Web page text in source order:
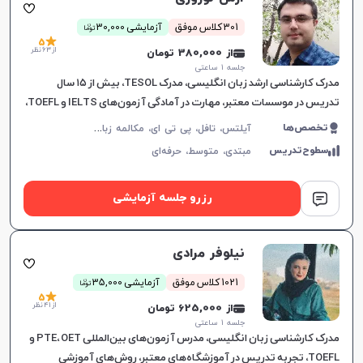
301 کلاس موفق آزمایشی 30,000 توما
ن
از 380,000 تومان
جلسه ۱ ساعتی
5
از 63 نظر
مدرک کارشناسی ارشد زبان انگلیسی، مدرک TESOL، بیش از ۱۵ سال
تدریس در موسسات معتبر، مهارت در آمادگی آزمون‌های IELTS و TOEFL،
آموزش هدفمند برای نیازهای خاص زبان‌آموزان.
تخصص‌ها آ
یلتس، تافل، پی تی ای، مکالمه زبان انگلیسی، زبان انگلیسی عمومی، گرامر زبان انگلیسی، زبان انگلیسی تجاری، زبان انگلیسی آمریکایی، زبان انگلیسی کنکور ارشد، زبان انگلیسی کنکور دکتری، دولینگو، سلپیپ
سطوح‌تدریس مبتدی، متوسط،حرفه‌ای
رزرو جلسه آزمایشی
نیلوفر مرادی
1021 کلاس موفق آزمایشی 35,000 توما
ن
از 625,000 تومان
جلسه ۱ ساعتی
5
از 41 نظر
مدرک کارشناسی زبان انگلیسی، مدرس آزمون‌های بین‌المللی PTE، OET و
TOEFL، تجربه تدریس در آموزشگاه‌های معتبر، روش‌های آموزشی